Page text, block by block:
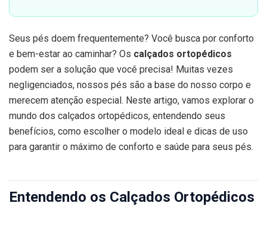
Seus pés doem frequentemente? Você busca por conforto
e bem-estar ao caminhar? Os calçados ortopédicos
podem ser a solução que você precisa! Muitas vezes
negligenciados, nossos pés são a base do nosso corpo e
merecem atenção especial. Neste artigo, vamos explorar o
mundo dos calçados ortopédicos, entendendo seus
benefícios, como escolher o modelo ideal e dicas de uso
para garantir o máximo de conforto e saúde para seus pés.
Entendendo os Calçados Ortopédicos